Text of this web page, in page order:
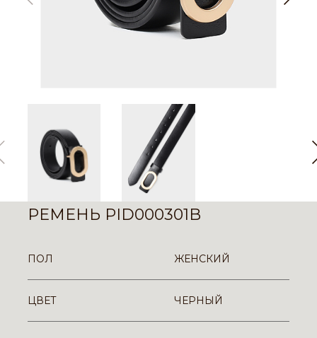
РЕМЕНЬ PID000301B
ПОЛ ЖЕНСКИЙ
ЦВЕТ ЧЕРНЫЙ